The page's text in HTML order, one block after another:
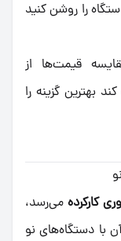
را روشن کنید
قیمت‌ها از
بهترین گزینه را
کارکرده می‌رسد،
با دستگاه‌های نو